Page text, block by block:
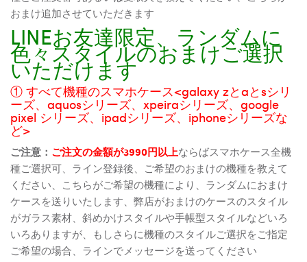
おまけ追加させていただきます
LINEお友達限定、ランダムに
色々スタイルのおまけご選択
いただけます
① すべて機種のスマホケース<galaxy zとaとsシリ
ーズ、aquosシリーズ、xpeiraシリーズ、google
pixel シリーズ、ipadシリーズ、iphoneシリーズな
ど>
ご注意： ご注文の金額が3990円以上ならばスマホケース全機
種ご選択可、ライン登録後、ご希望のおまけの機種を教えて
ください、こちらがご希望の機種により、ランダムにおまけ
ケースを送りいたします、弊店がおまけのケースのスタイル
がガラス素材、斜めかけスタイルや手帳型スタイルなどいろ
いろありますが、もしさらに機種のスタイルご選択をご指定
ご希望の場合、ラインでメッセージを送ってください